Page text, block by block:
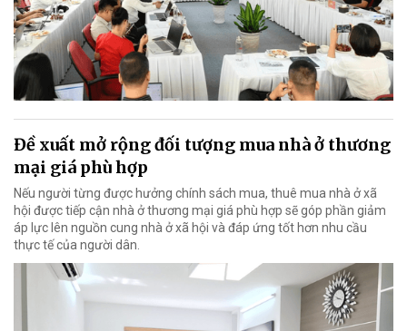
Đề xuất mở rộng đối tượng mua nhà ở thương
mại giá phù hợp
Nếu người từng được hưởng chính sách mua, thuê mua nhà ở xã
hội được tiếp cận nhà ở thương mại giá phù hợp sẽ góp phần giảm
áp lực lên nguồn cung nhà ở xã hội và đáp ứng tốt hơn nhu cầu
thực tế của người dân.